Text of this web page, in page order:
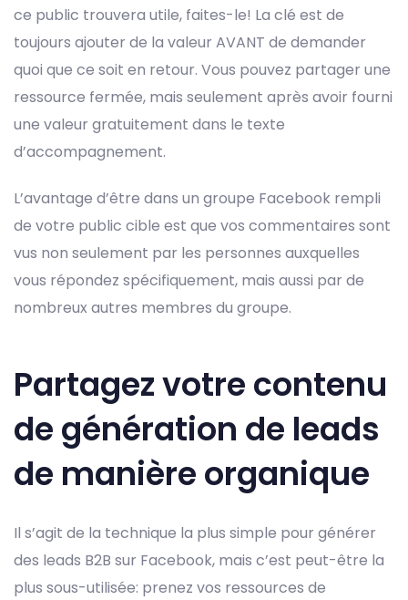
ce public trouvera utile, faites-le! La clé est de
toujours ajouter de la valeur AVANT de demander
quoi que ce soit en retour. Vous pouvez partager une
ressource fermée, mais seulement après avoir fourni
une valeur gratuitement dans le texte
d’accompagnement.
L’avantage d’être dans un groupe Facebook rempli
de votre public cible est que vos commentaires sont
vus non seulement par les personnes auxquelles
vous répondez spécifiquement, mais aussi par de
nombreux autres membres du groupe.
Partagez votre contenu
de génération de leads
de manière organique
Il s’agit de la technique la plus simple pour générer
des leads B2B sur Facebook, mais c’est peut-être la
plus sous-utilisée: prenez vos ressources de